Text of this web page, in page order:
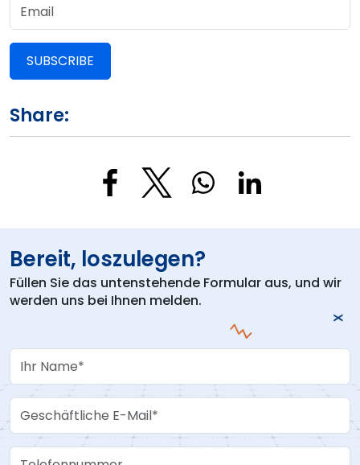
SUBSCRIBE
Share:
Bereit, loszulegen?
Füllen Sie das untenstehende Formular aus, und wir
werden uns bei Ihnen melden.
Your Name
Work Email
Telefonnummer